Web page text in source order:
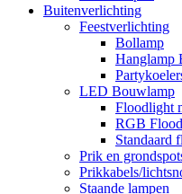
Buitenverlichting
Feestverlichting
Bollamp
Hanglamp
LED Bouwlamp
Floodlight
RGB
Standaard
Prik en
Prikkabels/
Staande lampen